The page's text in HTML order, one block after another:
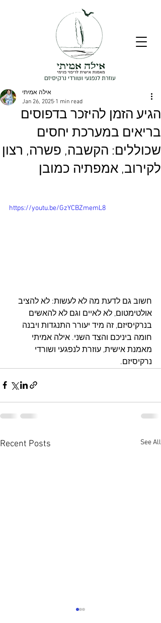
עוזרת לנפגעי ושורדי נרקיסיזם
הגיע הזמן להיזכר בדפוסים
בריאים במערכת יחסים
שכוללים: הקשבה, פשרה, רצון
לקירוב, אמפתיה כמובן
אילה אמיתי
Jan 26, 2025 1 min read
https://youtu.be/GzYCBZmemL8
חשוב גם לדעת מה לא לעשות: לא להציב
אולטימטום, לא לאיים וגם לא להאשים
בנרקיסיזם, זה מיד יעורר התנגדות ויבנה
חומה ביניכם והצד השני. אילה אמיתי
מאמנת אישית, עוזרת לנפגעי ושורדי
נרקיסיזם.
Recent Posts See All